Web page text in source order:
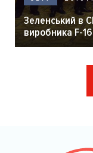
Зеленський в
виробника F-